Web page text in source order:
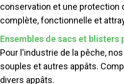
conservation et une protection
complète, fonctionnelle et
Ensembles de sacs et blisters
Pour l'industrie de la pêche,
souples et autres appâts.
divers appâts.